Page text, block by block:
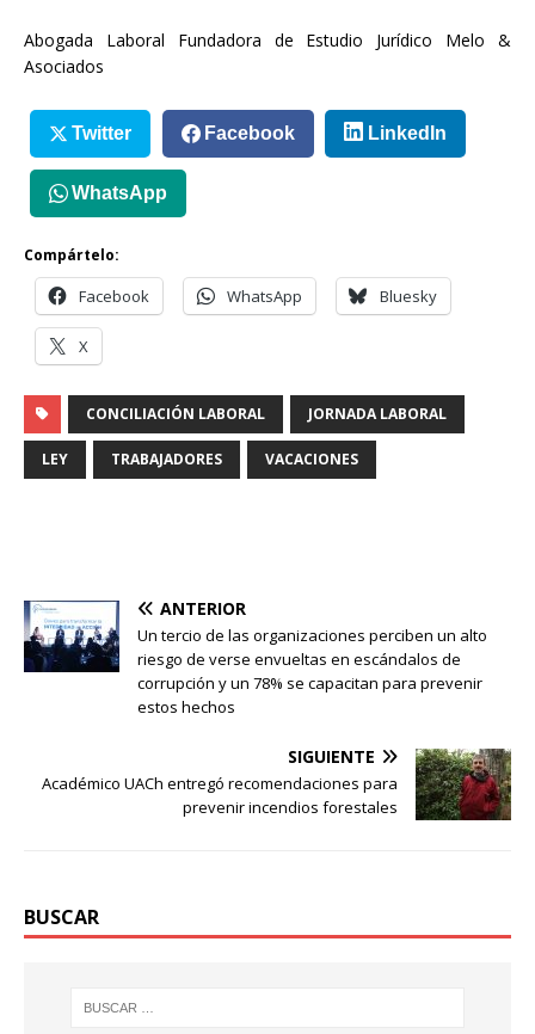
Abogada Laboral Fundadora de Estudio Jurídico Melo &
Asociados
Twitter Facebook LinkedIn
WhatsApp
Compártelo:
Facebook WhatsApp Bluesky
X
CONCILIACIÓN LABORAL JORNADA LABORAL
LEY TRABAJADORES VACACIONES
ANTERIOR
Un tercio de las organizaciones perciben un alto
riesgo de verse envueltas en escándalos de
corrupción y un 78% se capacitan para prevenir
estos hechos
SIGUIENTE
Académico UACh entregó recomendaciones para
prevenir incendios forestales
BUSCAR